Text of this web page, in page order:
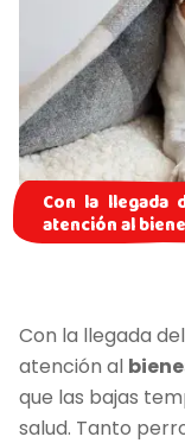
Con la
atención al
Con la llegada
atención al
que las bajas
salud. Tanto